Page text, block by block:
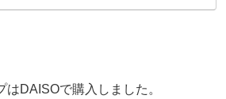
DAISOで購入しました。